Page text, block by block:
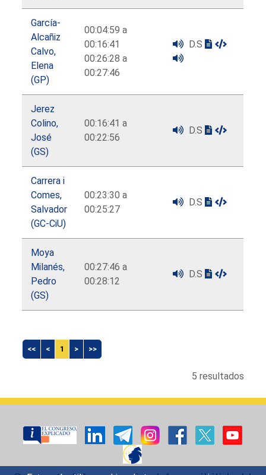
García-
Alcañiz
Calvo,
Elena
(GP)
00:04:59 a
00:16:41
00:26:28 a
00:27:46
D.S
Jerez
Colino,
José
(GS)
00:16:41 a
00:22:56
D.S
Carrera i
Comes,
Salvador
(GC-CiU)
00:23:30 a
00:25:27
D.S
Moya
Milanés,
Pedro
(GS)
00:27:46 a
00:28:12
D.S
<< < 1 > >>
5 resultados